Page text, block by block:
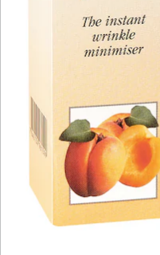
Service-Hotline
4 Gründe für